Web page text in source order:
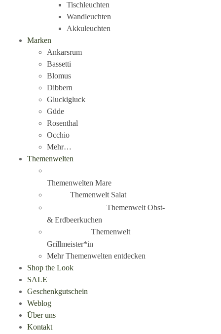
Tischleuchten
Wandleuchten
Akkuleuchten
Marken
Ankarsrum
Bassetti
Blomus
Dibbern
Gluckigluck
Güde
Rosenthal
Occhio
Mehr…
Themenwelten
Themenwelten Mare
Themenwelt Salat
Themenwelt Obst-
& Erdbeerkuchen
Themenwelt
Grillmeister*in
Mehr Themenwelten entdecken
Shop the Look
SALE
Geschenkgutschein
Weblog
Über uns
Kontakt